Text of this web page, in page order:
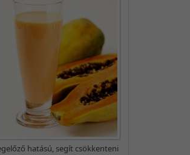
hatású, segít csökkenteni